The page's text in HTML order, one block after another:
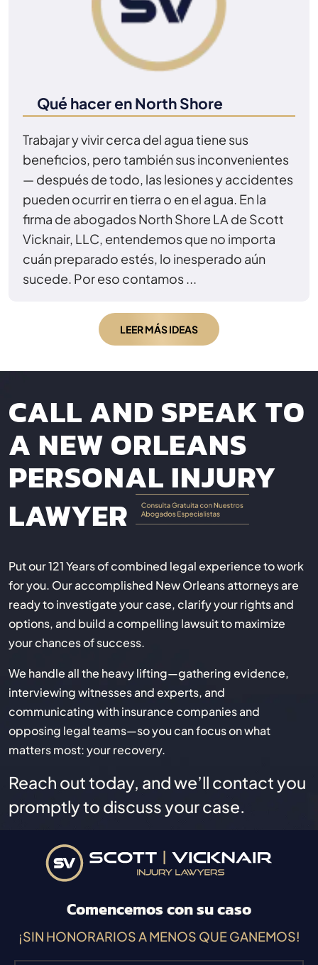
Qué hacer en North Shore
Trabajar y vivir cerca del agua tiene sus
beneficios, pero también sus inconvenientes
— después de todo, las lesiones y accidentes
pueden ocurrir en tierra o en el agua. En la
firma de abogados North Shore LA de Scott
Vicknair, LLC, entendemos que no importa
cuán preparado estés, lo inesperado aún
sucede. Por eso contamos ...
LEER MÁS IDEAS
CALL AND SPEAK TO
A NEW ORLEANS
PERSONAL INJURY
LAWYER
Put our 121 Years of combined legal experience to work
for you. Our accomplished New Orleans attorneys are
ready to investigate your case, clarify your rights and
options, and build a compelling lawsuit to maximize
your chances of success.
We handle all the heavy lifting—gathering evidence,
interviewing witnesses and experts, and
communicating with insurance companies and
opposing legal teams—so you can focus on what
matters most: your recovery.
Reach out today, and we’ll contact you
promptly to discuss your case.
Comencemos con su caso
¡SIN HONORARIOS A MENOS QUE GANEMOS!